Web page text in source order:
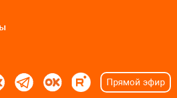
Прямой эфир